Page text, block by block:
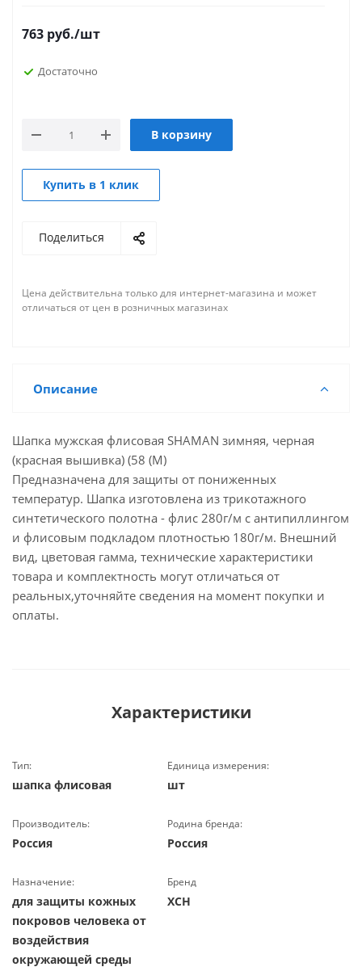
763 руб./шт
Достаточно
В корзину
Купить в 1 клик
Поделиться
Цена действительна только для интернет-магазина и может
отличаться от цен в розничных магазинах
Описание
Шапка мужская флисовая SHAMAN зимняя, черная
(красная вышивка) (58 (M)
Предназначена для защиты от пониженных
температур. Шапка изготовлена из трикотажного
синтетического полотна - флис 280г/м с антипиллингом
и флисовым подкладом плотностью 180г/м. Внешний
вид, цветовая гамма, технические характеристики
товара и комплектность могут отличаться от
реальных,уточняйте сведения на момент покупки и
оплаты.
Характеристики
Тип:
шапка флисовая
Единица измерения:
шт
Производитель:
Россия
Родина бренда:
Россия
Назначение:
для защиты кожных
покровов человека от
воздействия
окружающей среды
Бренд
ХСН